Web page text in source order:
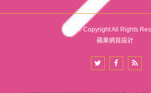
2019© Copyright All Rights
蘋果網頁設計